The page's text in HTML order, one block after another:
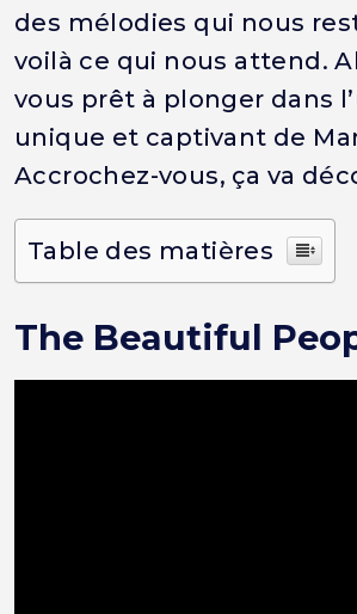
des mélodies qui nous
voilà ce qui nous attend.
vous prêt à plonger dans
unique et captivant de
Accrochez-vous, ça va
Table des matières
The Beautiful